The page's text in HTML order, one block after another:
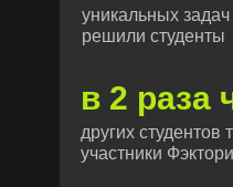
уникальных
решили студенты
в 2 раза
других студентов
участники Фэктори